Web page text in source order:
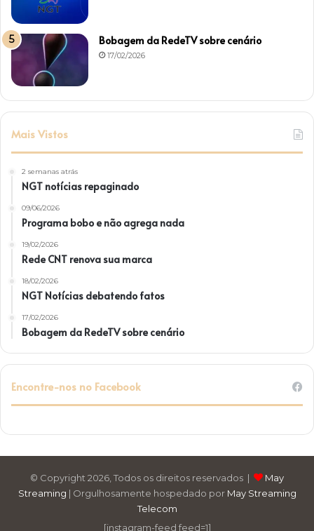
Bobagem da RedeTV sobre cenário
17/02/2026
Mais Vistos
2 semanas atrás
NGT notícias repaginado
09/06/2026
Programa bobo e não agrega nada
19/02/2026
Rede CNT renova sua marca
18/02/2026
NGT Notícias debatendo fatos
17/02/2026
Bobagem da RedeTV sobre cenário
Encontre-nos no Facebook
© Copyright 2026, Todos os direitos reservados |
May
Streaming | Orgulhosamente hospedado por May Streaming
Telecom
[instagram-feed feed=1]